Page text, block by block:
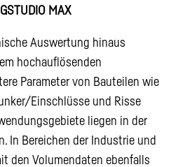
MAX
Auswertung hinaus
hochauflösenden
Parameter von Bauteilen wie
Einschlüsse und Risse
liegen in der
In Bereichen der Industrie und
den Volumendaten ebenfalls